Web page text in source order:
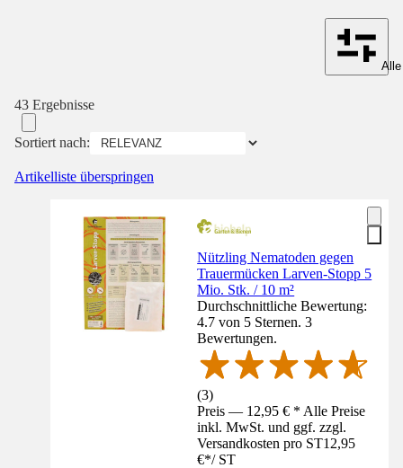
43 Ergebnisse
Sortiert nach:
Artikelliste überspringen
Nützling Nematoden gegen
Trauermücken Larven-Stopp 5
Mio. Stk. / 10 m²
Durchschnittliche Bewertung:
4.7 von 5 Sternen. 3
Bewertungen.
(3)
Preis — 12,95 € * Alle Preise
inkl. MwSt. und ggf. zzgl.
Versandkosten pro ST12,95
€*/ ST